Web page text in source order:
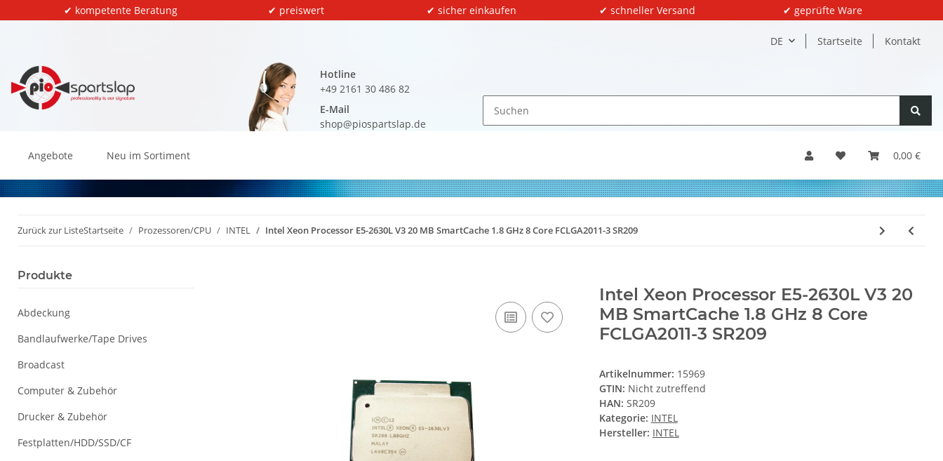
✔ kompetente Beratung ✔ preiswert ✔ sicher einkaufen ✔ schneller Versand ✔ geprüfte Ware
DE Startseite Kontakt
Hotline
+49 2161 30 486 82
E-Mail
shop@piospartslap.de
0,00 €
Angebote Neu im Sortiment
Zurück zur ListeStartseite Prozessoren/CPU INTEL Intel Xeon Processor E5-2630L V3 20 MB SmartCache 1.8 GHz 8 Core FCLGA2011-3 SR209
Intel Xeon Processor E5-2630L V3 20
MB SmartCache 1.8 GHz 8 Core
FCLGA2011-3 SR209
Artikelnummer: 15969
GTIN: Nicht zutreffend
HAN: SR209
Kategorie: INTEL
Hersteller: INTEL
Produkte
Abdeckung
Bandlaufwerke/Tape Drives
Broadcast
Computer & Zubehör
Drucker & Zubehör
Festplatten/HDD/SSD/CF